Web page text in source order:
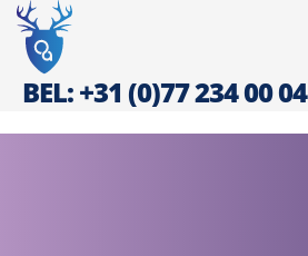
BEL: +31 (0)77 234 00 04